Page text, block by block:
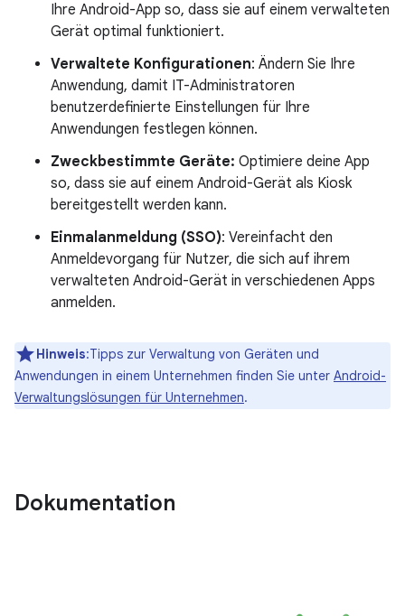
Ihre Android-App so, dass sie auf einem verwalteten
Gerät optimal funktioniert.
Verwaltete Konfigurationen: Ändern Sie Ihre
Anwendung, damit IT-Administratoren
benutzerdefinierte Einstellungen für Ihre
Anwendungen festlegen können.
Zweckbestimmte Geräte: Optimiere deine App
so, dass sie auf einem Android-Gerät als Kiosk
bereitgestellt werden kann.
Einmalanmeldung (SSO): Vereinfacht den
Anmeldevorgang für Nutzer, die sich auf ihrem
verwalteten Android-Gerät in verschiedenen Apps
anmelden.
Hinweis:Tipps zur Verwaltung von Geräten und
Anwendungen in einem Unternehmen finden Sie unter Android-
Verwaltungslösungen für Unternehmen.
Dokumentation